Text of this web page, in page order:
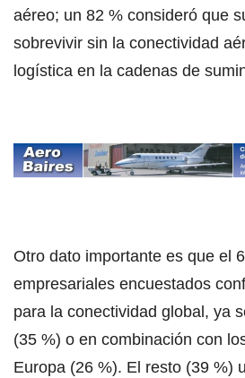
aéreo; un 82 % consideró que
sobrevivir sin la conectividad
logística en la cadenas de
Otro dato importante es que el
empresariales encuestados
para la conectividad global, ya
(35 %) o en combinación con
Europa (26 %). El resto (39 %)